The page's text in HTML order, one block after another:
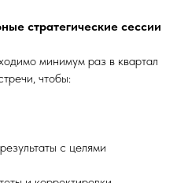
стратегические сессии
минимум раз в квартал
чтобы:
с целями